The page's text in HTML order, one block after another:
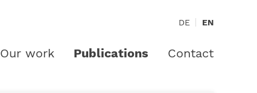
DE EN
Our work Publications Contact